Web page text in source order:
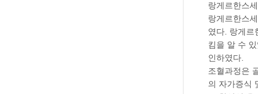
랑게르한스
랑게르한스
였다. 랑게르
킴을 알 수
인하였다.
조혈과정은
의 자가증식